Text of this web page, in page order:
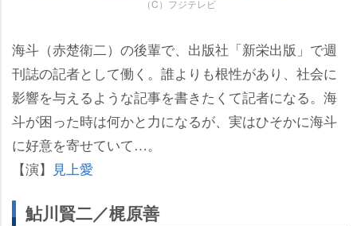
（C）フジテレビ
海斗（赤楚衛二）の後輩で、出版社「新栄出版」で週
刊誌の記者として働く。誰よりも根性があり、社会に
影響を与えるような記事を書きたくて記者になる。海
斗が困った時は何かと力になるが、実はひそかに海斗
に好意を寄せていて…。
【演】 見上愛
鮎川賢二／梶原善